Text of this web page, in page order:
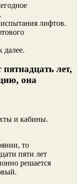
лифтов.
далее.
лет,
она
и кабины.
то
пяти лет
решается